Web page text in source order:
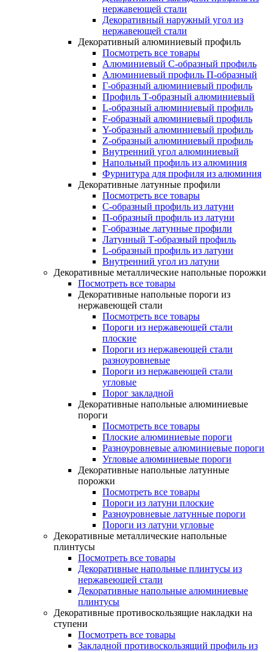
нержавеющей стали
Декоративный наружный угол из
нержавеющей стали
Декоративный алюминиевый профиль
Посмотреть все товары
Алюминиевый С-образный профиль
Алюминиевый профиль П-образный
Г-образный алюминиевый профиль
Профиль Т-образный алюминиевый
L-образный алюминиевый профиль
F-образный алюминиевый профиль
Y-образный алюминиевый профиль
Z-образный алюминиевый профиль
Внутренний угол алюминиевый
Напольный профиль из алюминия
Фурнитура для профиля из алюминия
Декоративные латунные профили
Посмотреть все товары
C-образный профиль из латуни
П-образный профиль из латуни
Г-образные латунные профили
Латунный Т-образный профиль
L-образный профиль из латуни
Внутренний угол из латуни
Декоративные металлические напольные порожки
Посмотреть все товары
Декоративные напольные пороги из
нержавеющей стали
Посмотреть все товары
Пороги из нержавеющей стали
плоские
Пороги из нержавеющей стали
разноуровневые
Пороги из нержавеющей стали
угловые
Порог закладной
Декоративные напольные алюминиевые
пороги
Посмотреть все товары
Плоские алюминиевые пороги
Разноуровневые алюминиевые пороги
Угловые алюминиевые пороги
Декоративные напольные латунные
порожки
Посмотреть все товары
Пороги из латуни плоские
Разноуровневые латунные пороги
Пороги из латуни угловые
Декоративные металлические напольные
плинтусы
Посмотреть все товары
Декоративные напольные плинтусы из
нержавеющей стали
Декоративные напольные алюминиевые
плинтусы
Декоративные противоскользящие накладки на
ступени
Посмотреть все товары
Закладной противоскользящий профиль из